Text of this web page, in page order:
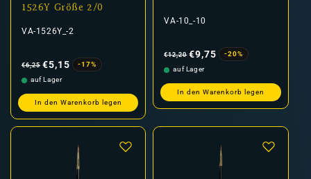
1526Y Größe 2/0
VA-1526Y_-2
Preis
€6,25 €5,15
-17%
auf Lager
In den Warenkorb legen
VA-10_-10
Preis
€12,20 €9,75
-20%
auf Lager
In den Warenkorb legen